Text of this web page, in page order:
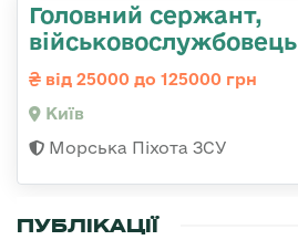
Головний сержант,
військовослужбовець
від 25000 до 125000 грн
Київ
Морська Піхота ЗСУ
ПУБЛІКАЦІЇ